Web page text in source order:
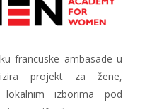
francuske ambasade u
projekt za žene,
izborima pod